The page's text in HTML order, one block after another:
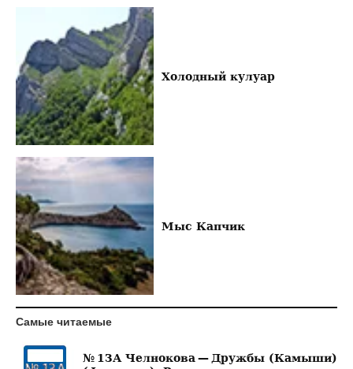
Холодный кулуар
Мыс Капчик
Самые читаемые
№ 13А Челнокова — Дружбы (Камыши)